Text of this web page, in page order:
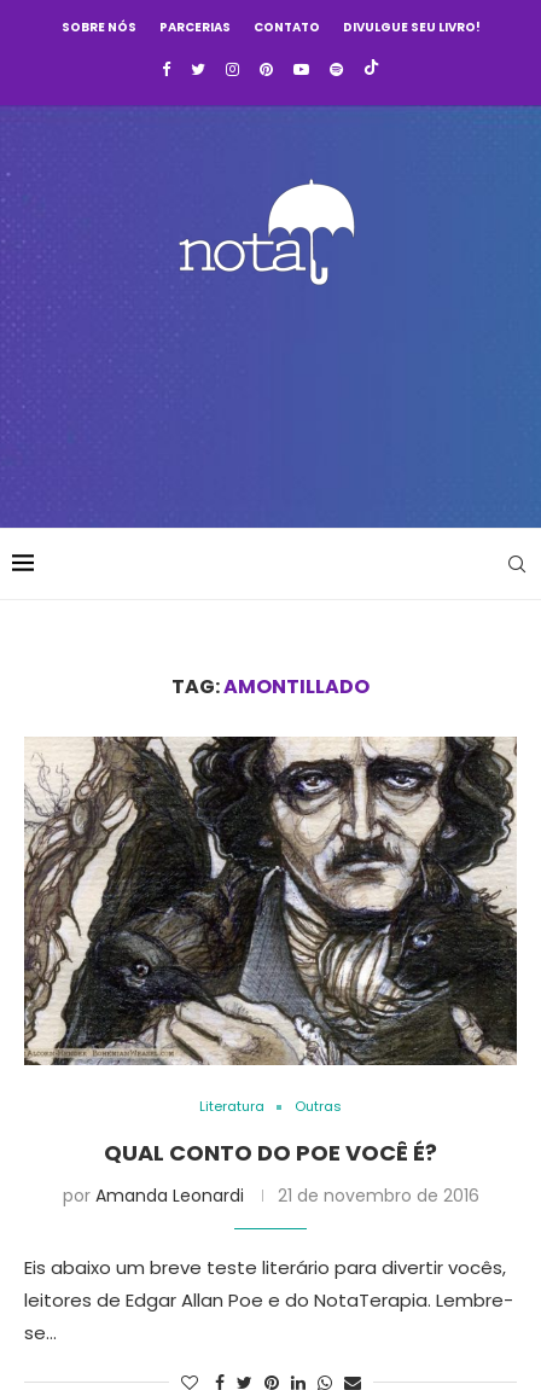
SOBRE NÓS PARCERIAS CONTATO DIVULGUE SEU LIVRO!
TAG:AMONTILLADO
Literatura Outras
QUAL CONTO DO POE VOCÊ É?
por Amanda Leonardi 21 de novembro de 2016
Eis abaixo um breve teste literário para divertir vocês,
leitores de Edgar Allan Poe e do NotaTerapia. Lembre-
se…